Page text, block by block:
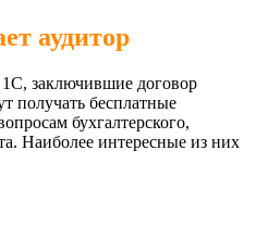
аудитор
заключившие договор
бесплатные
бухгалтерского,
Наиболее интересные из них